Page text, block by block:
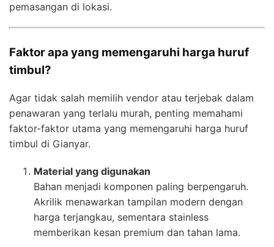
pemasangan di lokasi.
Faktor apa yang memengaruhi harga huruf
timbul?
Agar tidak salah memilih vendor atau terjebak dalam
penawaran yang terlalu murah, penting memahami
faktor-faktor utama yang memengaruhi harga huruf
timbul di Gianyar.
Material yang digunakan
Bahan menjadi komponen paling berpengaruh.
Akrilik menawarkan tampilan modern dengan
harga terjangkau, sementara stainless
memberikan kesan premium dan tahan lama.